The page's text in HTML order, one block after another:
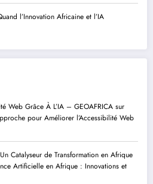
l’Innovation Africaine et l’IA
Web Grâce À L’IA – GEOAFRICA sur
pour Améliorer l’Accessibilité Web
Catalyseur de Transformation en Afrique
Artificielle en Afrique : Innovations et